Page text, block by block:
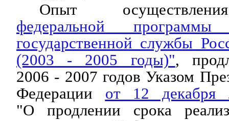
Опыт
федеральной программы
государственной службы
(2003 - 2005 годы)",
2006 - 2007 годов Указом
Федерации от 12
"О продлении срока